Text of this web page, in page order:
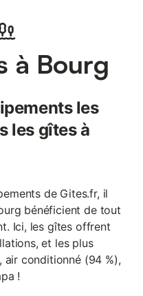
à Bourg
les
les gîtes à
de Gites.fr, il
bénéficient de tout
Ici, les gîtes offrent
et les plus
air conditionné (94 %),
!